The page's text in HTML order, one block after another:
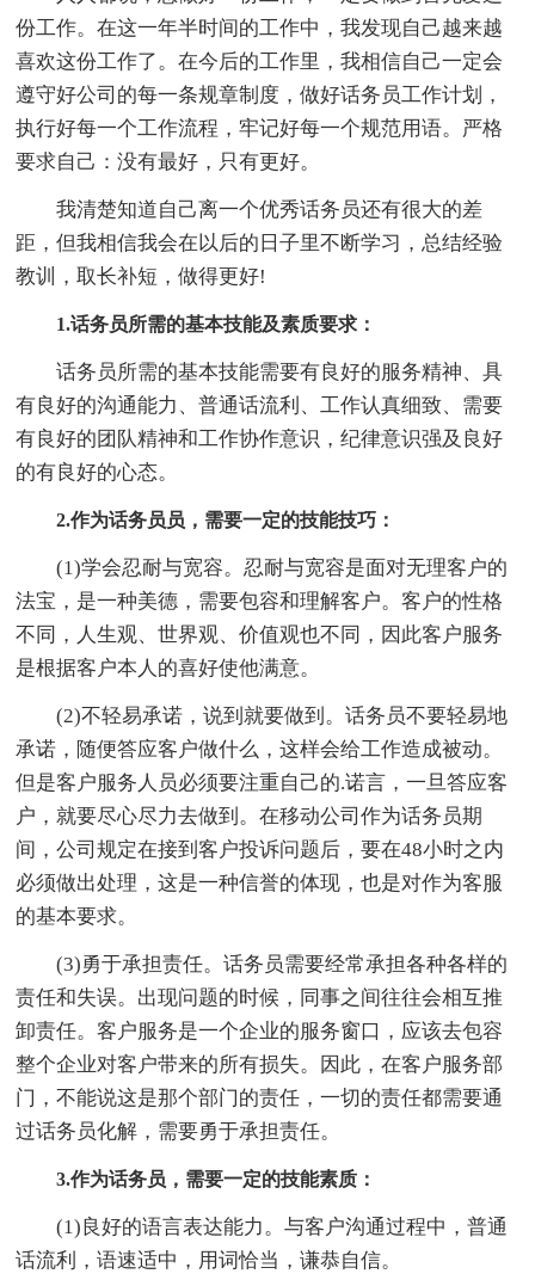
份工作。在这一年半时间的工作中，我发现自己越来越
喜欢这份工作了。在今后的工作里，我相信自己一定会
遵守好公司的每一条规章制度，做好话务员工作计划，
执行好每一个工作流程，牢记好每一个规范用语。严格
要求自己：没有最好，只有更好。
我清楚知道自己离一个优秀话务员还有很大的差
距，但我相信我会在以后的日子里不断学习，总结经验
教训，取长补短，做得更好!
1.话务员所需的基本技能及素质要求：
话务员所需的基本技能需要有良好的服务精神、具
有良好的沟通能力、普通话流利、工作认真细致、需要
有良好的团队精神和工作协作意识，纪律意识强及良好
的有良好的心态。
2.作为话务员员，需要一定的技能技巧：
(1)学会忍耐与宽容。忍耐与宽容是面对无理客户的
法宝，是一种美德，需要包容和理解客户。客户的性格
不同，人生观、世界观、价值观也不同，因此客户服务
是根据客户本人的喜好使他满意。
(2)不轻易承诺，说到就要做到。话务员不要轻易地
承诺，随便答应客户做什么，这样会给工作造成被动。
但是客户服务人员必须要注重自己的.诺言，一旦答应客
户，就要尽心尽力去做到。在移动公司作为话务员期
间，公司规定在接到客户投诉问题后，要在48小时之内
必须做出处理，这是一种信誉的体现，也是对作为客服
的基本要求。
(3)勇于承担责任。话务员需要经常承担各种各样的
责任和失误。出现问题的时候，同事之间往往会相互推
卸责任。客户服务是一个企业的服务窗口，应该去包容
整个企业对客户带来的所有损失。因此，在客户服务部
门，不能说这是那个部门的责任，一切的责任都需要通
过话务员化解，需要勇于承担责任。
3.作为话务员，需要一定的技能素质：
(1)良好的语言表达能力。与客户沟通过程中，普通
话流利，语速适中，用词恰当，谦恭自信。